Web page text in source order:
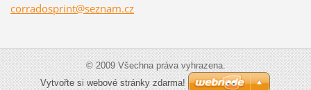
corradosprint@seznam.cz
© 2009 Všechna práva vyhrazena.
Vytvořte si webové stránky zdarma!